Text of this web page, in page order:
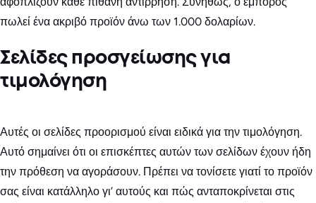
πωλεί ένα ακριβό προϊόν άνω των 1.000 δολαρίων.
Σελίδες προσγείωσης για
τιμολόγηση
Αυτές οι σελίδες προορισμού είναι ειδικά για την τιμολόγηση.
Αυτό σημαίνει ότι οι επισκέπτες αυτών των σελίδων έχουν ήδη
την πρόθεση να αγοράσουν. Πρέπει να τονίσετε γιατί το προϊόν
σας είναι κατάλληλο γι’ αυτούς και πώς ανταποκρίνεται στις